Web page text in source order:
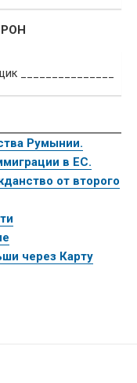
_______________
Румынии.
в ЕС.
от второго
через Карту